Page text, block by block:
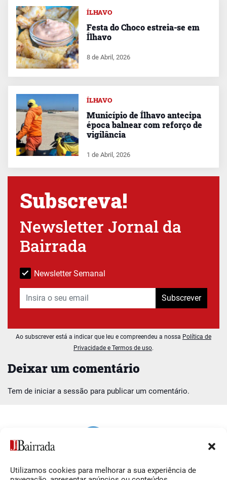
Utilizamos cookies para melhorar a sua experiência de
Deixar um comentário
Tem de iniciar a sessão para publicar um comentário.
ÍLHAVO
Festa do Choco estreia-se em
Ílhavo
8 de Abril, 2026
ÍLHAVO
Município de Ílhavo antecipa
época balnear com reforço de
vigilância
1 de Abril, 2026
Subscreva!
Newsletter Jornal da
Bairrada
Newsletter Semanal
Subscrever
Ao subscrever está a indicar que leu e compreendeu a nossa Política de
Privacidade e Termos de uso.
Siga-nos O Jornal da Bairrada